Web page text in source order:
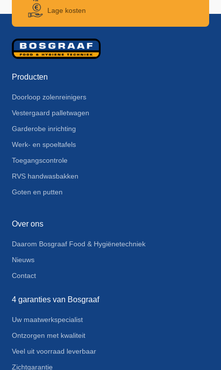
Lage kosten
Producten
Doorloop zolenreinigers
Vestergaard palletwagen
Garderobe inrichting
Werk- en spoeltafels
Toegangscontrole
RVS handwasbakken
Goten en putten
Over ons
Daarom Bosgraaf Food & Hygiënetechniek
Nieuws
Contact
4 garanties van Bosgraaf
Uw maatwerkspecialist
Ontzorgen met kwaliteit
Veel uit voorraad leverbaar
Zichtgarantie